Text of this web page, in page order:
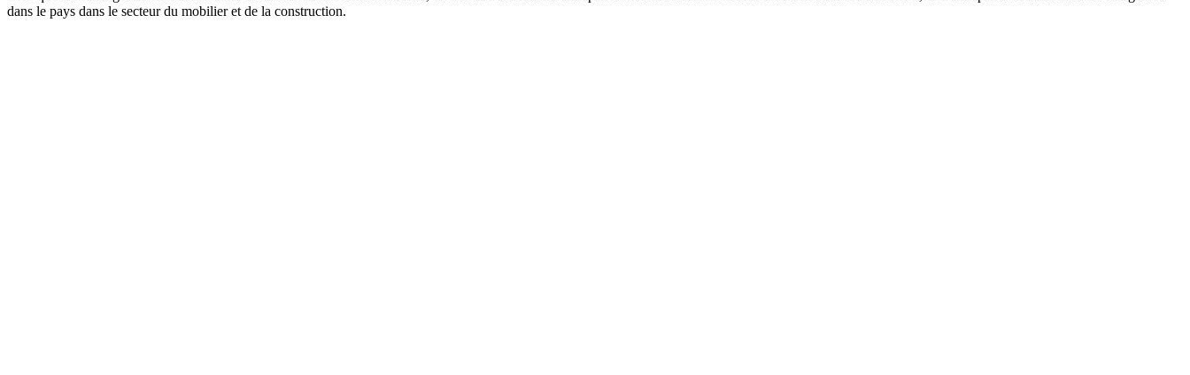
dans le pays dans le secteur du mobilier et de la construction.